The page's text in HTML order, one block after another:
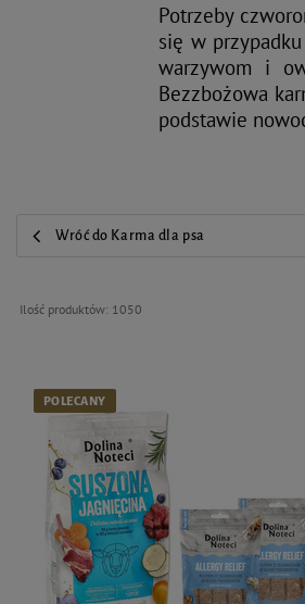
Potrzeby
się w
warzywom i
Bezzbożowa
podstawie
Wróć do Karma dla psa
Ilość produktów: 1050
POLECANY